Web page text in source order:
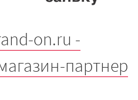
on.ru -
партнер